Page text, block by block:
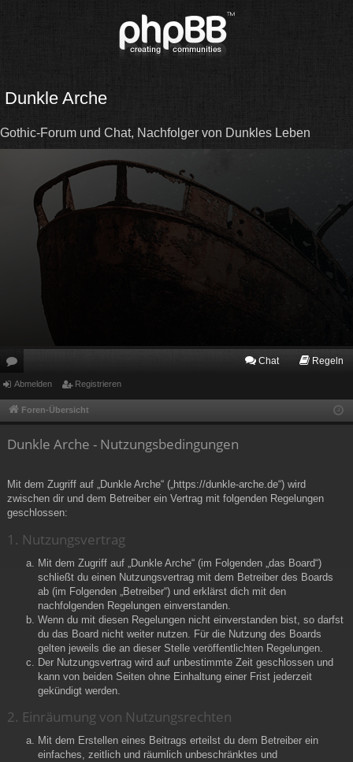
Dunkle Arche
Gothic-Forum und Chat, Nachfolger von Dunkles Leben
or
en
Chat Regeln
Abmelden Registrieren
Foren-Übersicht
Dunkle Arche - Nutzungsbedingungen
Mit dem Zugriff auf „Dunkle Arche“ („https://dunkle-arche.de“) wird
zwischen dir und dem Betreiber ein Vertrag mit folgenden Regelungen
geschlossen:
1. Nutzungsvertrag
Mit dem Zugriff auf „Dunkle Arche“ (im Folgenden „das Board“)
schließt du einen Nutzungsvertrag mit dem Betreiber des Boards
ab (im Folgenden „Betreiber“) und erklärst dich mit den
nachfolgenden Regelungen einverstanden.
Wenn du mit diesen Regelungen nicht einverstanden bist, so darfst
du das Board nicht weiter nutzen. Für die Nutzung des Boards
gelten jeweils die an dieser Stelle veröffentlichten Regelungen.
Der Nutzungsvertrag wird auf unbestimmte Zeit geschlossen und
kann von beiden Seiten ohne Einhaltung einer Frist jederzeit
gekündigt werden.
2. Einräumung von Nutzungsrechten
Mit dem Erstellen eines Beitrags erteilst du dem Betreiber ein
einfaches, zeitlich und räumlich unbeschränktes und